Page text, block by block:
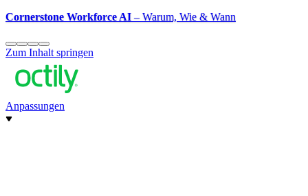
Cornerstone Workforce AI– Warum, Wie & Wann
Zum Inhalt springen
Anpassungen